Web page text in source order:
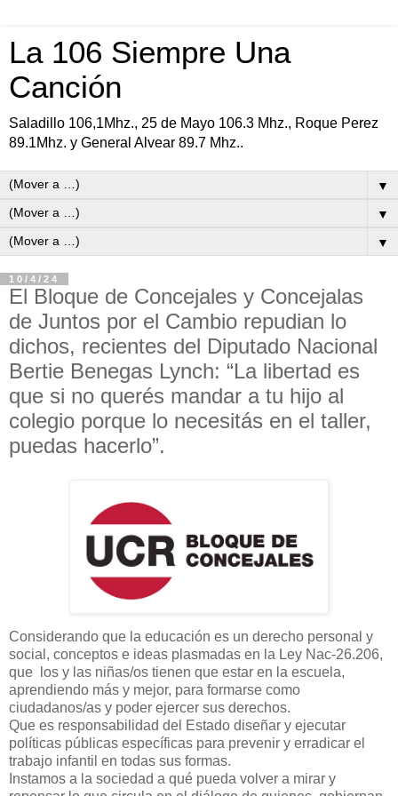
La 106 Siempre Una
Canción
Saladillo 106,1Mhz., 25 de Mayo 106.3 Mhz., Roque Perez
89.1Mhz. y General Alvear 89.7 Mhz..
▼
▼
▼
10/4/24
El Bloque de Concejales y Concejalas
de Juntos por el Cambio repudian lo
dichos, recientes del Diputado Nacional
Bertie Benegas Lynch: “La libertad es
que si no querés mandar a tu hijo al
colegio porque lo necesitás en el taller,
puedas hacerlo”.
Considerando que la educación es un derecho personal y
social, conceptos e ideas plasmadas en la Ley Nac-26.206,
que los y las niñas/os tienen que estar en la escuela,
aprendiendo más y mejor, para formarse como
ciudadanos/as y poder ejercer sus derechos.
Que es responsabilidad del Estado diseñar y ejecutar
políticas públicas específicas para prevenir y erradicar el
trabajo infantil en todas sus formas.
Instamos a la sociedad a qué pueda volver a mirar y